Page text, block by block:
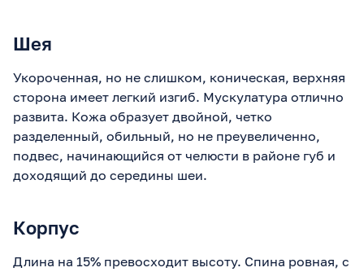
Шея
Укороченная, но не слишком, коническая, верхняя
сторона имеет легкий изгиб. Мускулатура отлично
развита. Кожа образует двойной, четко
разделенный, обильный, но не преувеличенно,
подвес, начинающийся от челюсти в районе губ и
доходящий до середины шеи.
Корпус
Длина на 15% превосходит высоту. Спина ровная, с